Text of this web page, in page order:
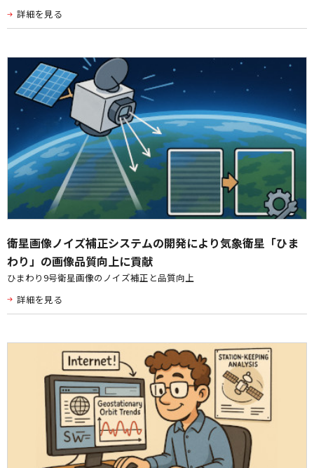
詳細を見る
衛星画像ノイズ補正システムの開発により気象衛星「ひま
わり」の画像品質向上に貢献
ひまわり9号衛星画像のノイズ補正と品質向上
詳細を見る